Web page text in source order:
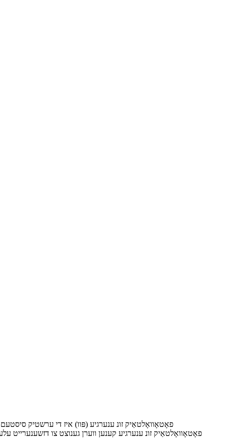
פאָטאָוואָלטאַיק זונ ענערגיע (פּוו) איז די ערשטיק
פאָטאָוואָלטאַיק זונ ענערגיע קענען ווערן גענוצט צו דזשענערייט